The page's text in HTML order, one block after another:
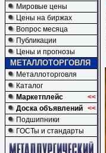
Мировые цены
Цены на биржах
Вопрос месяца
Публикации
Цены и прогнозы
МЕТАЛЛОТОРГОВЛЯ
Металлоторговля
Каталог
Маркетплейс
<<
Доска объявлений <<
Подшипники
ГОСТы и стандарты